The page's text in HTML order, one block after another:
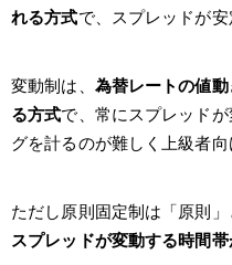
れる方式で、スプレッドが安
変動制は、 為替レートの値
る方式で、常にスプレッド
グを計るのが難しく上級者向
ただし原則固定制は「原則」
スプレッドが変動する時間帯